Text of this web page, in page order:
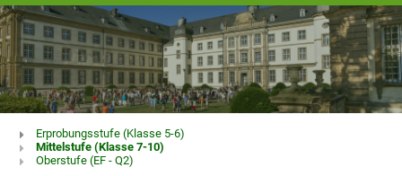
Schullaufbahn
Erprobungsstufe (Klasse 5-6)
Mittelstufe (Klasse 7-10)
Oberstufe (EF - Q2)